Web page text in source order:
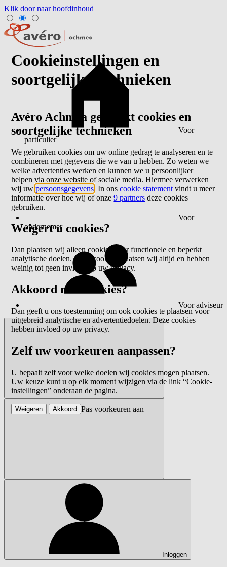
Klik door naar hoofdinhoud
Voor
particulier
Voor
ondernemer
Voor adviseur
Inloggen
Cookieinstellingen en
soortgelijke technieken
Avéro Achmea gebruikt cookies en
soortgelijke technieken
We gebruiken cookies om uw online gedrag te analyseren en te
combineren met gegevens die we van u hebben. Zo weten we
welke advertenties werken en kunnen we u persoonlijker
helpen via onze website of sociale media. Hiermee verwerken
wij uwpersoonsgegevens . In onscookie statement vindt u meer
informatie over hoe wij of onze9 partners deze cookies
gebruiken.
Weigert u cookies?
Dan plaatsen wij alleen cookies voor functionele en beperkt
analytische doelen. Deze cookies plaatsen wij altijd en hebben
weinig tot geen invloed op uw privacy.
Akkoord met cookies?
Dan geeft u ons toestemming om ook cookies te plaatsen voor
uitgebreid analytische en advertentiedoelen. Deze cookies
hebben invloed op uw privacy.
Zelf uw voorkeuren aanpassen?
U bepaalt zelf voor welke doelen wij cookies mogen plaatsen.
Uw keuze kunt u op elk moment wijzigen via de link “Cookie-
instellingen” onderaan de pagina.
Pas voorkeuren aan
Weigeren Akkoord